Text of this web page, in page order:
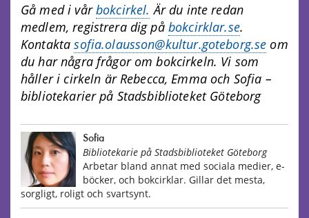
Gå med i vårbokcirkel. Är du inte redan
medlem, registrera dig på bokcirklar.se.
Kontaktasofia.olausson@kultur.goteborg.se om
du har några frågor om bokcirkeln. Vi som
håller i cirkeln är Rebecca, Emma och Sofia –
bibliotekarier på Stadsbiblioteket Göteborg
Sofia
Bibliotekarie på Stadsbiblioteket Göteborg
Arbetar bland annat med sociala medier, e-
böcker, och bokcirklar. Gillar det mesta,
sorgligt, roligt och svartsynt.